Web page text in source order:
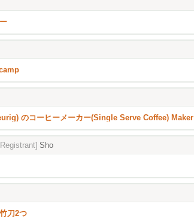
のコーヒーメーカー(Single Serve Coffee) Maker
Sho
刀2つ